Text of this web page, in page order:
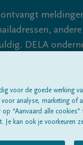
ontvangt
DELA
dus blijf
Alle rouwberichten
voor de goede werking
analyse, marketing of
“Aanvaard alle cookies”
kan ook je voorkeuren